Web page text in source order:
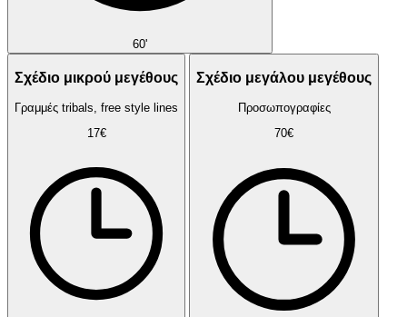
60'
Σχέδιο μικρού μεγέθους
Γραμμές tribals, free style lines
17€
Σχέδιο μεγάλου μεγέθους
Προσωπογραφίες
70€